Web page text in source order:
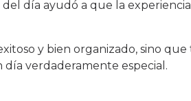
día ayudó a que la
y bien organizado, sino
verdaderamente especial.